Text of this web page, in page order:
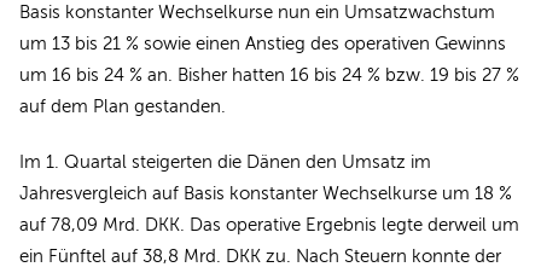
Basis konstanter Wechselkurse nun ein Umsatzwachstum
um 13 bis 21 % sowie einen Anstieg des operativen Gewinns
um 16 bis 24 % an. Bisher hatten 16 bis 24 % bzw. 19 bis 27 %
auf dem Plan gestanden.
Im 1. Quartal steigerten die Dänen den Umsatz im
Jahresvergleich auf Basis konstanter Wechselkurse um 18 %
auf 78,09 Mrd. DKK. Das operative Ergebnis legte derweil um
ein Fünftel auf 38,8 Mrd. DKK zu. Nach Steuern konnte der